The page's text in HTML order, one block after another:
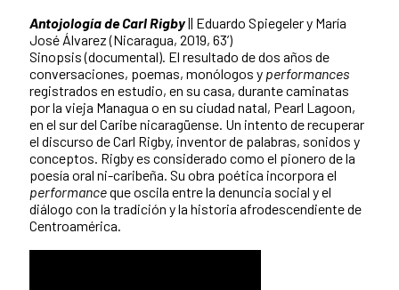
Antojología de Carl Rigby|| Eduardo Spiegeler y María
José Álvarez (Nicaragua, 2019, 63’)
Sinopsis (documental). El resultado de dos años de
conversaciones, poemas, monólogos y performances
registrados en estudio, en su casa, durante caminatas
por la vieja Managua o en su ciudad natal, Pearl Lagoon,
en el sur del Caribe nicaragüense. Un intento de recuperar
el discurso de Carl Rigby, inventor de palabras, sonidos y
conceptos. Rigby es considerado como el pionero de la
poesía oral ni-caribeña. Su obra poética incorpora el
performanceque oscila entre la denuncia social y el
diálogo con la tradición y la historia afrodescendiente de
Centroamérica.